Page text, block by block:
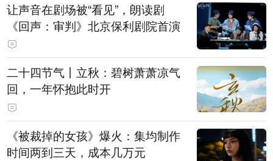
让声音在剧场被“看见”，朗读剧
《回声：审判》北京保利剧院首演
二十四节气丨立秋：碧树萧萧凉气
回，一年怀抱此时开
《被裁掉的女孩》爆火：集均制作
时间两到三天，成本几万元